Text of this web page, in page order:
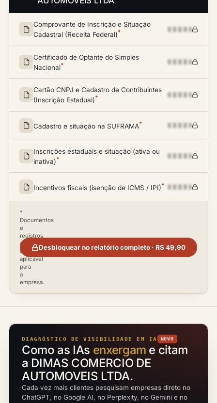
Comprovante de Inscrição e Situação
Cadastral (Receita Federal)*
Certificado de Optante do Simples
Nacional*
Cartão CNPJ e Cadastro de Contribuintes
(Inscrição Estadual)*
Cadastro e situação na SUFRAMA*
Inscrições estaduais e situação (ativa ou
inativa)*
Incentivos fiscais (isenção de ICMS / IPI)*
*
Documentos
e
registros
disponíveis
conforme
aplicável
para
a
empresa.
Desbloquear no relatório completo · R$ 49,90
DIAGNÓSTICO DE VISIBILIDADE EM IA NOVO
Como as IAs enxergam e citam
a DIMAS COMERCIO DE
AUTOMOVEIS LTDA.
Cada vez mais clientes pesquisam empresas direto no
ChatGPT, no Google AI, no Perplexity, no Gemini e no